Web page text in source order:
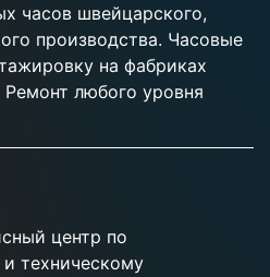
часов швейцарского,
производства. Часовые
на фабриках
любого уровня
центр по
техническому